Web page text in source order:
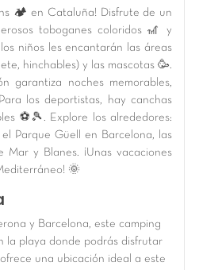
🏕️ en Cataluña! Disfrute de un
toboganes coloridos 🎢 y
niños les encantarán las áreas
hinchables) y las mascotas 🥳.
garantiza noches memorables,
los deportistas, hay canchas
⚽🎾. Explore los alrededores:
Parque Güell en Barcelona, las
y Blanes. ¡Unas vacaciones
🌞
y Barcelona, este camping
la playa donde podrás disfrutar
una ubicación ideal a este